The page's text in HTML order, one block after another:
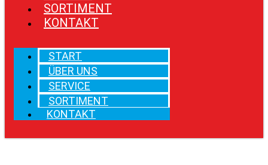
SORTIMENT
KONTAKT
START
ÜBER UNS
SERVICE
SORTIMENT
KONTAKT